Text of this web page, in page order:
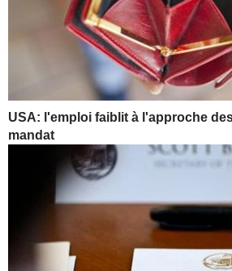
USA: l'emploi faiblit à l'approche
mandat